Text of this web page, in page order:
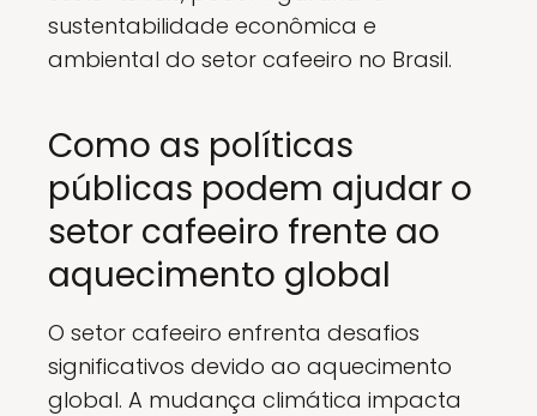
sustentabilidade econômica e
ambiental do setor cafeeiro no Brasil.
Como as políticas
públicas podem ajudar o
setor cafeeiro frente ao
aquecimento global
O setor cafeeiro enfrenta desafios
significativos devido ao aquecimento
global. A mudança climática impacta